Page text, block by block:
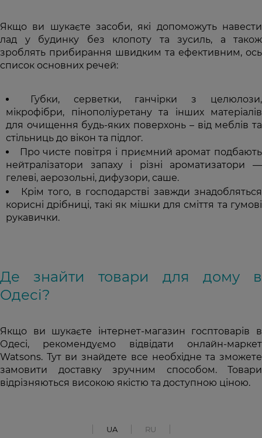
Якщо ви шукаєте засоби, які допоможуть навести
лад у будинку без клопоту та зусиль, а також
зроблять прибирання швидким та ефективним, ось
список основних речей:
Губки, серветки, ганчірки з целюлози,
мікрофібри, пінополіуретану та інших матеріалів
для очищення будь-яких поверхонь – від меблів та
стільниць до вікон та підлог.
Про чисте повітря і приємний аромат подбають
нейтралізатори запаху і різні ароматизатори —
гелеві, аерозольні, дифузори, саше.
Крім того, в господарстві завжди знадобляться
корисні дрібниці, такі як мішки для сміття та гумові
рукавички.
Де знайти товари для дому в
Одесі?
Якщо ви шукаєте інтернет-магазин госптоварів в
Одесі, рекомендуємо відвідати онлайн-маркет
Watsons. Тут ви знайдете все необхідне та зможете
замовити доставку зручним способом. Товари
відрізняються високою якістю та доступною ціною.
UA RU